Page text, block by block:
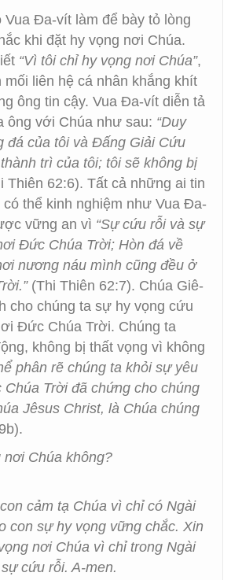
Vua Đa-vít làm để bày tỏ lòng
khi đặt hy vọng nơi Chúa.
“Vì tôi chỉ hy vọng nơi Chúa”,
mối liên hệ cá nhân khắng khít
ông tin cậy. Vua Đa-vít diễn tả
ông với Chúa như sau: “Duy
đá của tôi và Ðấng Giải Cứu
trì của tôi; tôi sẽ không bị
Thiên 62:6). Tất cả những ai tin
có thể kinh nghiệm như Vua Đa-
vững an vì “Sự cứu rỗi và sự
Đức Chúa Trời; Hòn đá về
nương náu mình cũng đều ở
(Thi Thiên 62:7). Chúa Giê-
cho chúng ta sự hy vọng cứu
Đức Chúa Trời. Chúng ta
không bị thất vọng vì không
phân rẽ chúng ta khỏi sự yêu
Trời đã chứng cho chúng
Jêsus Christ, là Chúa chúng
nơi Chúa không?
cảm tạ Chúa vì chỉ có Ngài
con sự hy vọng vững chắc. Xin
nơi Chúa vì chỉ trong Ngài
cứu rỗi. A-men.